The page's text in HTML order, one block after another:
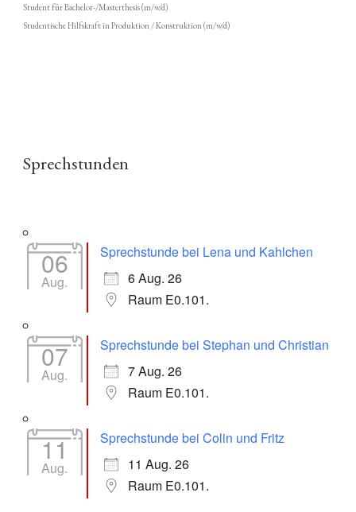
Student für Bachelor-/Masterthesis (m/w/d)
Studentische Hilfskraft in Produktion / Konstruktion (m/w/d)
Sprechstunden
06
Aug.
Sprechstunde bei Lena und Kahlchen
6 Aug. 26
Raum E0.101.
07
Aug.
Sprechstunde bei Stephan und Christian
7 Aug. 26
Raum E0.101.
11
Aug.
Sprechstunde bei Colin und Fritz
11 Aug. 26
Raum E0.101.